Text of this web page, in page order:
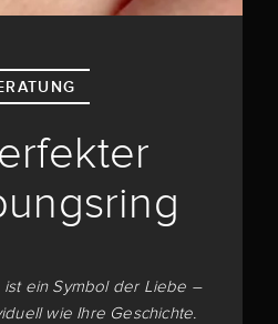
ist ein Symbol der Liebe –
wie Ihre Geschichte.